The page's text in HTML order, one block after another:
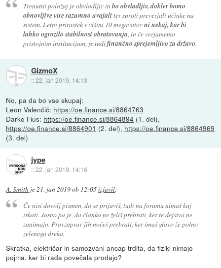
Trenutni položaj je obvladljiv inbo obvladljiv, dokler bomo
obnovljive vire razumno uvajaliter sproti preverjali učinke na
sistem. Letni prirastek v višini 10 megavatovni nekaj, kar bi
lahko ogrozilo stabilnost obratovanja , in če verjamemo
pristojnim institucijam, je tudifinančno sprejemljivo za državo.
GizmoX
::22. jan 2019, 14:13
No, pa da bo vse skupaj:
Leon Valenčič: https://oe.finance.si/8864763
Darko Fius: https://oe.finance.si/8864894 (1. del),
https://oe.finance.si/8864901 (2. del), https://oe.finance.si/8864969
(3. del)
jype
::22. jan 2019, 14:16
A. Smith je21. jan 2019 ob 12:05izjavil:
Če nisi dovolj pismen, da se prijaviš, tudi na forumu nimaš kaj
iskati. Jasno pa je, da članka ne želiš prebrati, ker te dejstva ne
zanimajo. Pravzaprav jih nočeš prebrati, ker imaš glavo že polno
zelenega dreka.
Skratka, električar in samozvani ancap trdita, da fiziki nimajo
pojma, ker bi rada povečala prodajo?